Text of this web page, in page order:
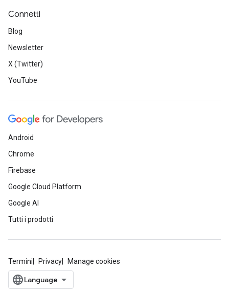
Connetti
Blog
Newsletter
X (Twitter)
YouTube
Android
Chrome
Firebase
Google Cloud Platform
Google AI
Tutti i prodotti
Termini Privacy Manage cookies